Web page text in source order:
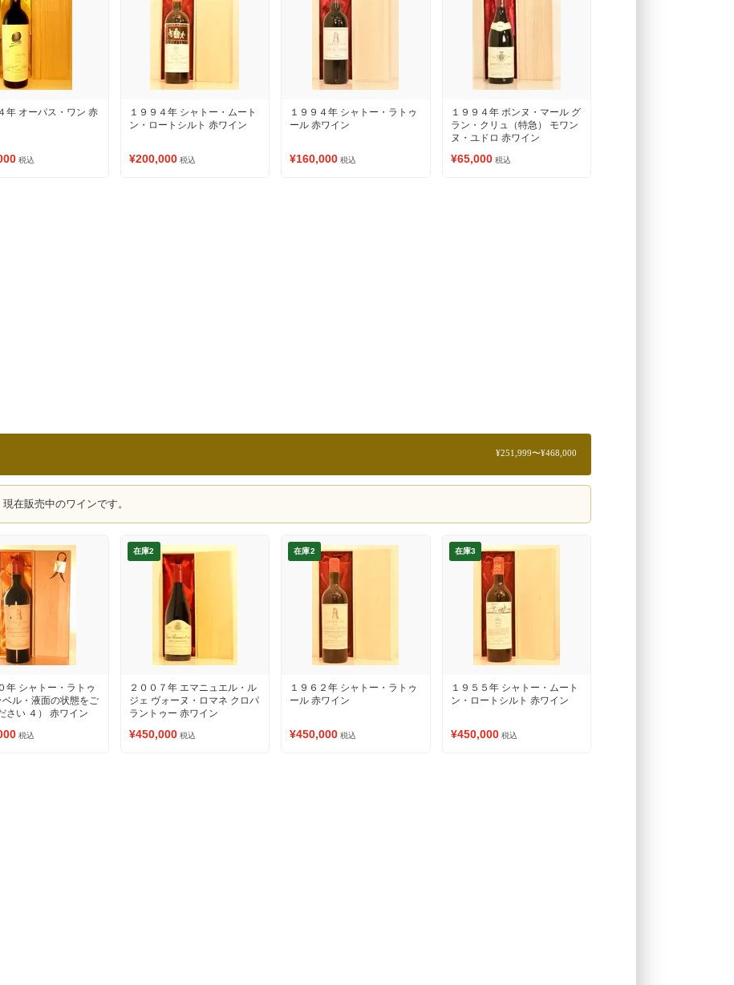
年 オーパス・ワン 赤
税込
１９９４年 シャトー・ムート
ン・ロートシルト 赤ワイン
¥200,000 税込
１９９４年 シャトー・ラトゥ
ール 赤ワイン
¥160,000 税込
１９９４年 ボンヌ・マール グ
ラン・クリュ（特急） モワン
ヌ・ユドロ 赤ワイン
¥65,000 税込
¥251,999〜¥468,000
在販売中のワインです。
年 シャトー・ラトゥ
ベル・液面の状態をご
さい ４） 赤ワイン
税込
在庫2
２００７年 エマニュエル・ル
ジェ ヴォーヌ・ロマネ クロパ
ラントゥー 赤ワイン
¥450,000 税込
在庫2
１９６２年 シャトー・ラトゥ
ール 赤ワイン
¥450,000 税込
在庫3
１９５５年 シャトー・ムート
ン・ロートシルト 赤ワイン
¥450,000 税込